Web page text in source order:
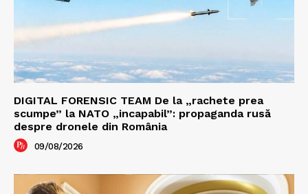
DIGITAL FORENSIC TEAM De la „rachete prea
scumpe” la NATO „incapabil”: propaganda rusă
despre dronele din România
09/08/2026